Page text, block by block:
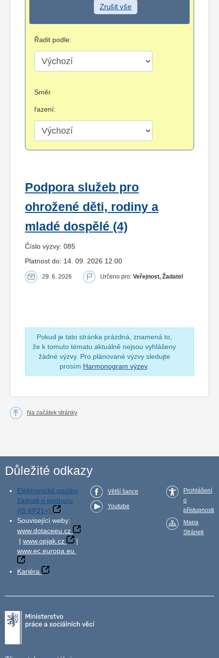
Zrušit vše
Řadit podle:
Směr
řazení:
Podpora služeb pro
ohrožené děti, rodiny a
mladé dospělé (4)
Číslo výzvy: 085
Platnost do: 14. 09. 2026 12:00
29. 6. 2026 Určeno pro: Veřejnost, Žadatel
Pokud je tato stránka prázdná, znamená to,
že k tomuto tématu aktuálně nejsou vyhlášeny
žádné výzvy. Pro plánované výzvy sledujte
prosím Harmonogram výzev.
Na začátek stránky
Důležité odkazy
Elektronické podání
žádosti o podporu
(IS KP21+)
Související weby:
www.dotaceeu.cz
| www.opjak.cz
|
www.ec.europa.eu
Kariéra
Větší šance
Youtube
Prohlášení
o
přístupnosti
Mapa
Stránek